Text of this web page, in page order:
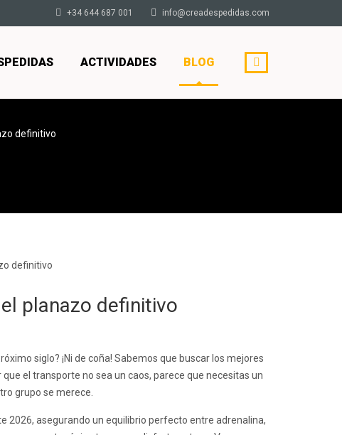
+34 644 687 001 info@creadespedidas.com
ACTIVIDADES BLOG
definitivo
planazo definitivo
siglo? ¡Ni de coña! Sabemos que buscar los mejores
el transporte no sea un caos, parece que necesitas un
grupo se merece.
2026, asegurando un equilibrio perfecto entre adrenalina,